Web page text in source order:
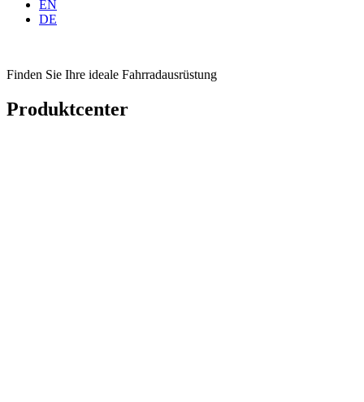
EN
DE
Finden Sie Ihre ideale Fahrradausrüstung
Produktcenter